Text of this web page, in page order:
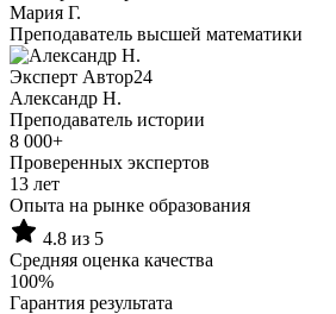
Мария Г.
Преподаватель высшей математики
Эксперт Автор24
Александр Н.
Преподаватель истории
8 000+
Проверенных экспертов
13 лет
Опыта на рынке образования
4.8 из 5
Средняя оценка качества
100%
Гарантия результата